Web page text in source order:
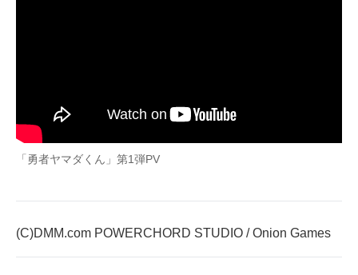
「勇者ヤマダくん」第1弾PV
(C)DMM.com POWERCHORD STUDIO / Onion Games